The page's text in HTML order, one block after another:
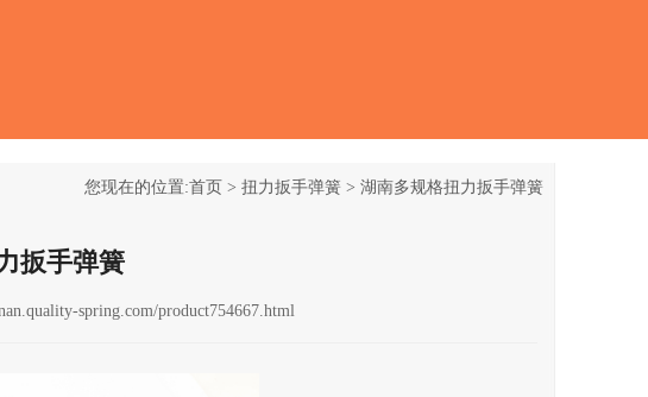
您现在的位置:首页 > 扭力扳手弹簧 > 湖南多规格扭力扳手弹簧
扳手弹簧
spring.com/product754667.html